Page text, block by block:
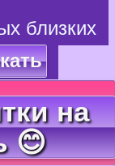
близких
на
😊